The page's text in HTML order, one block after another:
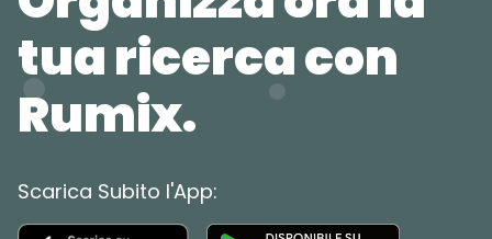
tua ricerca con
Rumix.
Scarica Subito l'App: